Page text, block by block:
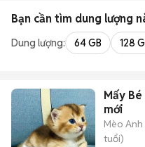
Bạn cần tìm dung lượng
Dung lượng: 64 GB 128
Mấy
mới
Mèo
tuổi)